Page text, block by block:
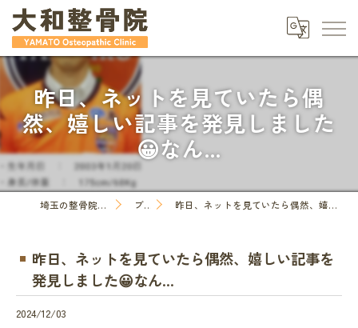
昨日、ネットを見ていたら偶
然、嬉しい記事を発見しました
😀なん...
埼玉の整骨院なら大和整骨院 ブログ 昨日、ネットを見ていたら偶然、嬉しい記事を発見しました😀なん...
昨日、ネットを見ていたら偶然、嬉しい記事を
発見しました😀なん...
2024/12/03